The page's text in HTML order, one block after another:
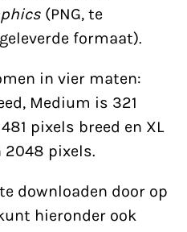
(PNG, te
formaat).
in vier maten:
Medium is 321
pixels breed en XL
2048 pixels.
downloaden door op
hieronder ook